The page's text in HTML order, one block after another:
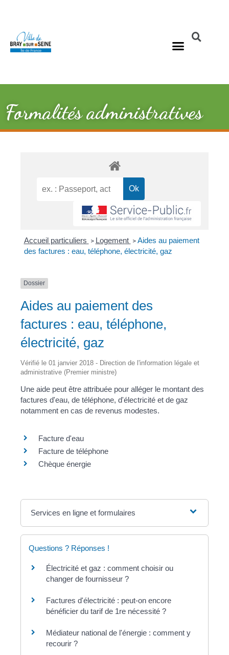
Formalités administratives
Accueil particuliers > Logement > Aides au paiement
des factures : eau, téléphone, électricité, gaz
Dossier
Aides au paiement des
factures : eau, téléphone,
électricité, gaz
Vérifié le 01 janvier 2018 - Direction de l'information légale et
administrative (Premier ministre)
Une aide peut être attribuée pour alléger le montant des
factures d'eau, de téléphone, d'électricité et de gaz
notamment en cas de revenus modestes.
Facture d'eau
Facture de téléphone
Chèque énergie
Services en ligne et formulaires
Questions ? Réponses !
Électricité et gaz : comment choisir ou
changer de fournisseur ?
Factures d'électricité : peut-on encore
bénéficier du tarif de 1re nécessité ?
Médiateur national de l'énergie : comment y
recourir ?